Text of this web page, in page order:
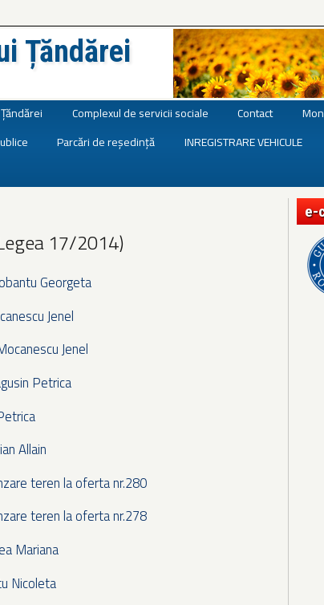
Țăndărei
Complexul de servicii sociale Contact
Parcări de reședință
INREGISTRARE VEHICULE
17/2014)
Georgeta
Jenel
Jenel
Petrica
Allain
teren la oferta nr.280
teren la oferta nr.278
Mariana
Nicoleta
e-